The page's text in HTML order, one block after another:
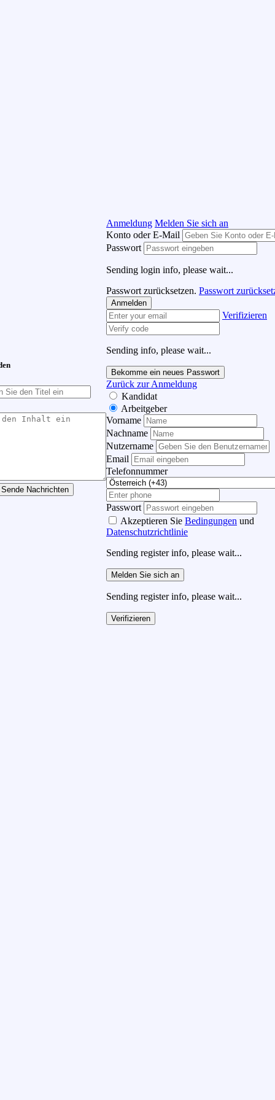
Sende Nachrichten
Anmeldung Melden Sie sich an
Konto oder E-Mail
Passwort
Sending login info, please wait...
Passwort zurücksetzen. Passwort
Anmelden
Verifizieren
Sending info, please wait...
Bekomme ein neues Passwort
Zurück zur Anmeldung
Kandidat
Arbeitgeber
Vorname
Nachname
Nutzername
Email
Telefonnummer
Passwort
Akzeptieren Sie Bedingungen und
Datenschutzrichtlinie
Sending register info, please wait...
Melden Sie sich an
Sending register info, please wait...
Verifizieren